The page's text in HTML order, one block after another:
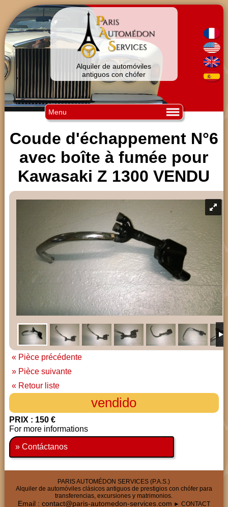
Alquiler de automóviles
antiguos con chófer
Menu
Coude d'échappement N°6
avec boîte à fumée pour
Kawasaki Z 1300 VENDU
« Pièce précédente
» Pièce suivante
« Retour liste
vendido
PRIX : 150 €
For more informations
» Contáctanos
PARIS AUTOMÉDON SERVICES (P.A.S.)
Alquiler de automóviles clásicos antiguos de prestigios con chófer para
transferencias, excursiones y matrimonios.
Email : contact@paris-automedon-services.com ► CONTACT